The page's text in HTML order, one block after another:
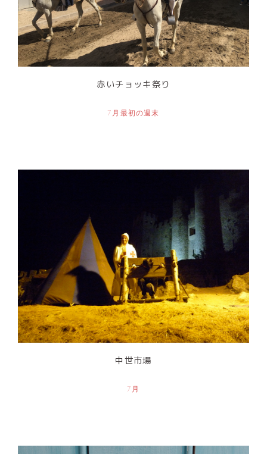
赤いチョッキ祭り
7月最初の週末
中世市場
7月